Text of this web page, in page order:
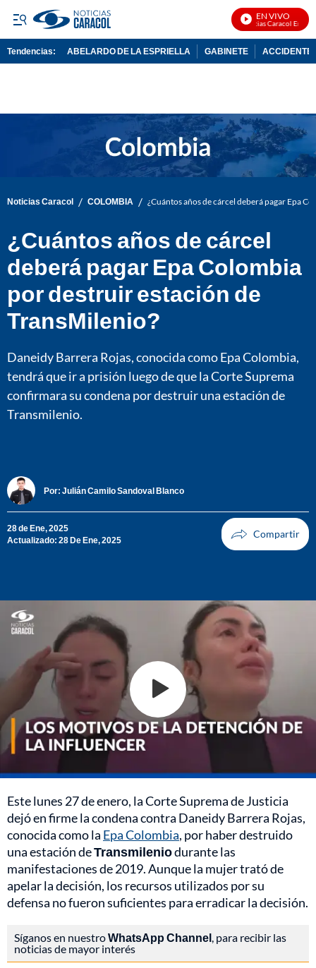
EN VIVO
Noticias Caracol En Vivo
Tendencias: ABELARDO DE LA ESPRIELLA GABINETE ACCIDENTE
Noticias Caracol / COLOMBIA / ¿Cuántos años de cárcel deberá pagar Epa
¿Cuántos años de cárcel
deberá pagar Epa Colombia
por destruir estación de
TransMilenio?
Daneidy Barrera Rojas, conocida como Epa Colombia,
tendrá que ir a prisión luego de que la Corte Suprema
confirmara su condena por destruir una estación de
Transmilenio.
Por: Julián Camilo Sandoval Blanco
28 de Ene, 2025
Actualizado: 28 De Ene, 2025
Este lunes 27 de enero, la Corte Suprema de Justicia
dejó en firme la condena contra Daneidy Barrera Rojas,
conocida como la Epa Colombia, por haber destruido
una estación deTransmileniodurante las
manifestaciones de 2019. Aunque la mujer trató de
apelar la decisión, los recursos utilizados por su
defensa no fueron suficientes para erradicar la decisión.
Síganos en nuestroWhatsApp Channel , para recibir las
noticias de mayor interés